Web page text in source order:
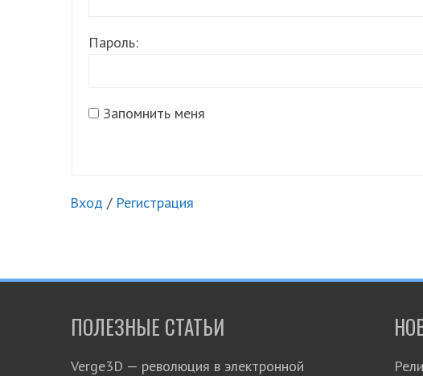
Пароль:
Запомнить меня
Вход / Регистрация
ПОЛЕЗНЫЕ СТАТЬИ
Verge3D — революция в электронной